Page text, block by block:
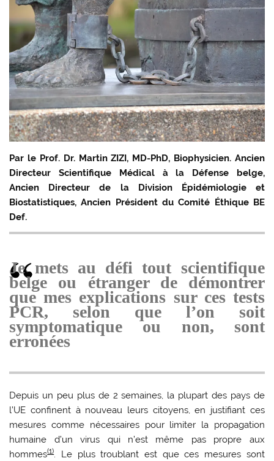
Par le Prof. Dr. Martin ZIZI, MD-PhD, Biophysicien. Ancien
Directeur Scientifique Médical à la Défense belge,
Ancien Directeur de la Division Épidémiologie et
Biostatistiques, Ancien Président du Comité Éthique BE
Def.
Je mets au défi tout scientifique
belge ou étranger de démontrer
que mes explications sur ces tests
PCR, selon que l’on soit
symptomatique ou non, sont
erronées
Depuis un peu plus de 2 semaines, la plupart des pays de
l’UE confinent à nouveau leurs citoyens, en justifiant ces
mesures comme nécessaires pour limiter la propagation
humaine d’un virus qui n’est même pas propre aux
hommes(1). Le plus troublant est que ces mesures sont